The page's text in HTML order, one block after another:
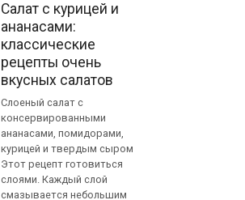
Салат с курицей и
ананасами:
классические
рецепты очень
вкусных салатов
Слоеный салат с
консервированными
ананасами, помидорами,
курицей и твердым сыром
Этот рецепт готовиться
слоями. Каждый слой
смазывается небольшим